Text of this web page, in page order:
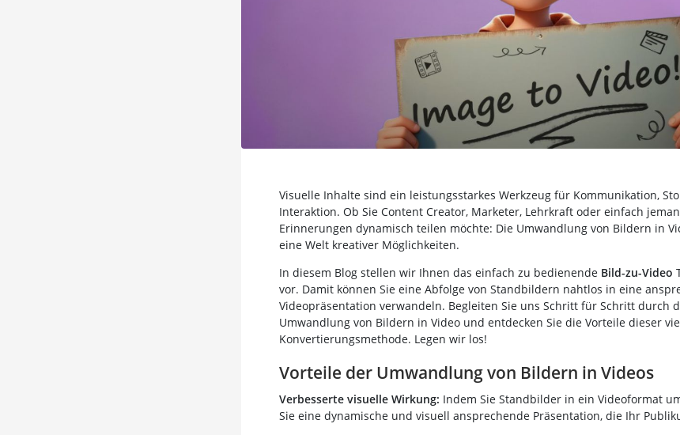
Visuelle Inhalte sind ein leistungsstarkes Werkzeug für Kommunikation,
Interaktion. Ob Sie Content Creator, Marketer, Lehrkraft oder einfach
Erinnerungen dynamisch teilen möchte: Die Umwandlung von Bildern in
eine Welt kreativer Möglichkeiten.
In diesem Blog stellen wir Ihnen das einfach zu bedienende Bild-zu-Video
vor. Damit können Sie eine Abfolge von Standbildern nahtlos in eine
Videopräsentation verwandeln. Begleiten Sie uns Schritt für Schritt durch
Umwandlung von Bildern in Video und entdecken Sie die Vorteile dieser
Konvertierungsmethode. Legen wir los!
Vorteile der Umwandlung von Bildern in Videos
Verbesserte visuelle Wirkung: Indem Sie Standbilder in ein Videoformat
Sie eine dynamische und visuell ansprechende Präsentation, die Ihr